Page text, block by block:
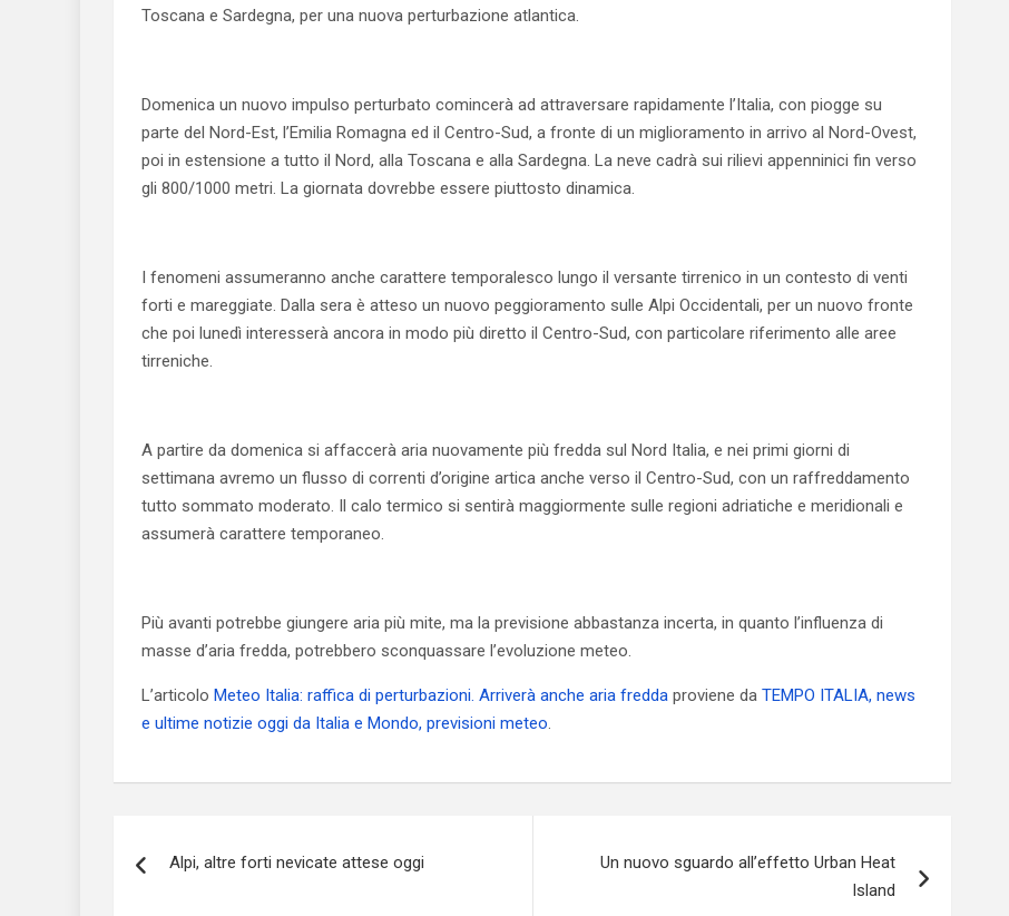
Toscana e Sardegna, per una nuova perturbazione atlantica.
Domenica un nuovo impulso perturbato comincerà ad attraversare rapidamente l’Italia, con piogge su
parte del Nord-Est, l’Emilia Romagna ed il Centro-Sud, a fronte di un miglioramento in arrivo al Nord-Ovest,
poi in estensione a tutto il Nord, alla Toscana e alla Sardegna. La neve cadrà sui rilievi appenninici fin verso
gli 800/1000 metri. La giornata dovrebbe essere piuttosto dinamica.
I fenomeni assumeranno anche carattere temporalesco lungo il versante tirrenico in un contesto di venti
forti e mareggiate. Dalla sera è atteso un nuovo peggioramento sulle Alpi Occidentali, per un nuovo fronte
che poi lunedì interesserà ancora in modo più diretto il Centro-Sud, con particolare riferimento alle aree
tirreniche.
A partire da domenica si affaccerà aria nuovamente più fredda sul Nord Italia, e nei primi giorni di
settimana avremo un flusso di correnti d’origine artica anche verso il Centro-Sud, con un raffreddamento
tutto sommato moderato. Il calo termico si sentirà maggiormente sulle regioni adriatiche e meridionali e
assumerà carattere temporaneo.
Più avanti potrebbe giungere aria più mite, ma la previsione abbastanza incerta, in quanto l’influenza di
masse d’aria fredda, potrebbero sconquassare l’evoluzione meteo.
L’articolo Meteo Italia: raffica di perturbazioni. Arriverà anche aria fredda proviene da TEMPO ITALIA, news
e ultime notizie oggi da Italia e Mondo, previsioni meteo.
articoli
Alpi, altre forti nevicate attese oggi
Un nuovo sguardo all’effetto Urban Heat
Island